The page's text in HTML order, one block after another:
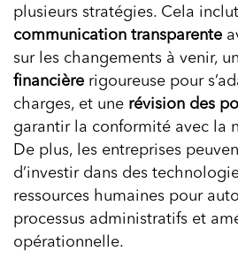
plusieurs stratégies. Cela
communication transparente
sur les changements à venir,
financière rigoureuse pour
charges, et une révision des
garantir la conformité avec la
De plus, les entreprises
d’investir dans des
ressources humaines pour
processus administratifs et
opérationnelle.